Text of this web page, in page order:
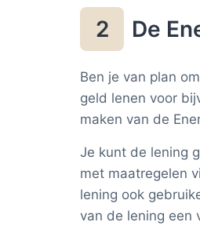
2 De
Ben je van plan
geld lenen voor
maken van de
Je kunt de lening
met maatregelen
lening ook
van de lening een